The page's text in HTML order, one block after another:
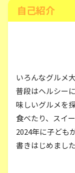
自己紹介
いろんなグルメ
普段はヘルシー
味しいグルメを
食べたり、スイ
2024年に子ども
書きはじめまし